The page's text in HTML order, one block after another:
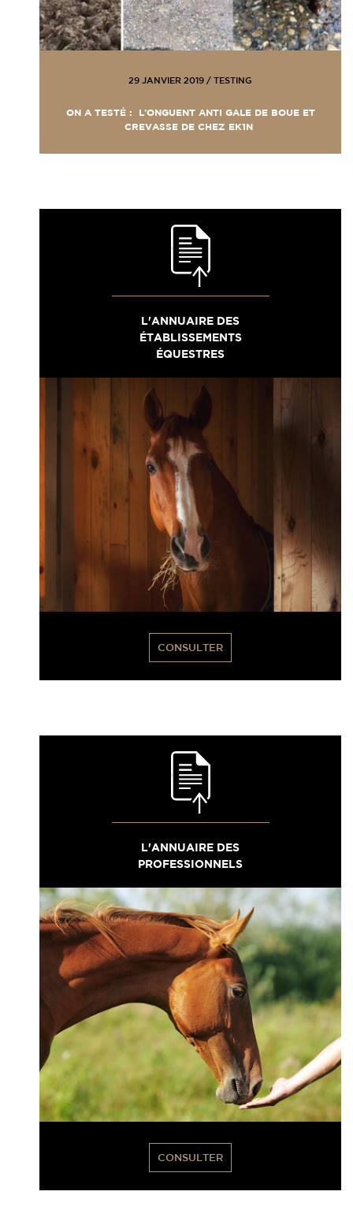
29 JANVIER 2019 / TESTING
ON A TESTÉ : L’ONGUENT ANTI GALE DE BOUE ET
CREVASSE DE CHEZ EK1N
L'ANNUAIRE DES
ÉTABLISSEMENTS
ÉQUESTRES
CONSULTER
L'ANNUAIRE DES
PROFESSIONNELS
CONSULTER